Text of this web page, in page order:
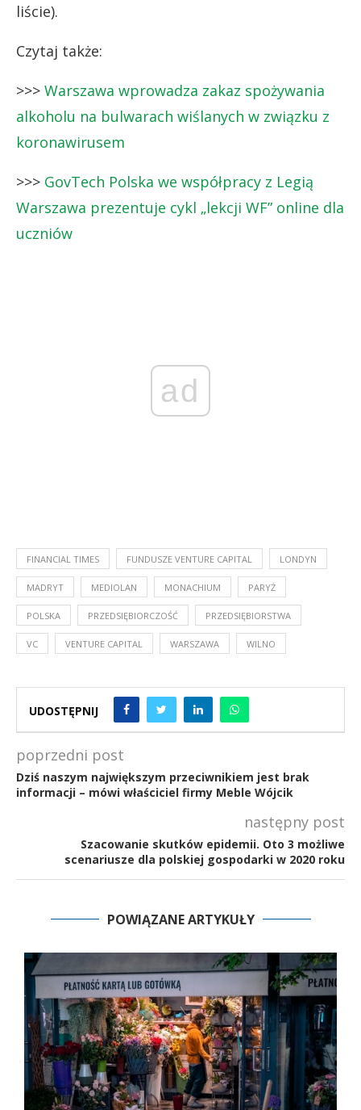
liście).
Czytaj także:
>>> Warszawa wprowadza zakaz spożywania
alkoholu na bulwarach wiślanych w związku z
koronawirusem
>>> GovTech Polska we współpracy z Legią
Warszawa prezentuje cykl „lekcji WF” online dla
uczniów
ad
FINANCIAL TIMES FUNDUSZE VENTURE CAPITAL LONDYN
MADRYT MEDIOLAN MONACHIUM PARYŻ
POLSKA PRZEDSIĘBIORCZOŚĆ PRZEDSIĘBIORSTWA
VC VENTURE CAPITAL WARSZAWA WILNO
UDOSTĘPNIJ
poprzedni post
Dziś naszym największym przeciwnikiem jest brak
informacji – mówi właściciel firmy Meble Wójcik
następny post
Szacowanie skutków epidemii. Oto 3 możliwe
scenariusze dla polskiej gospodarki w 2020 roku
POWIĄZANE ARTYKUŁY